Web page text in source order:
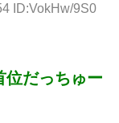
ID:VokHw/9S0
位だっちゅー